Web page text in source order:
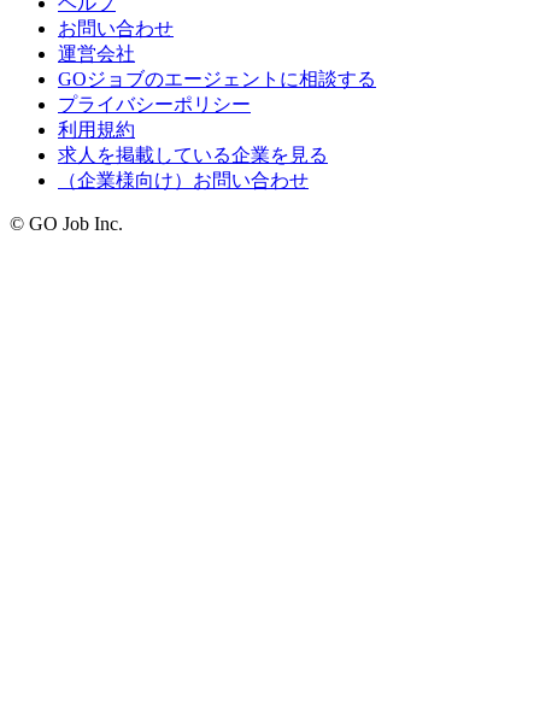
お問い合わせ
運営会社
GOジョブのエージェントに相談する
プライバシーポリシー
利用規約
求人を掲載している企業を見る
（企業様向け）お問い合わせ
© GO Job Inc.